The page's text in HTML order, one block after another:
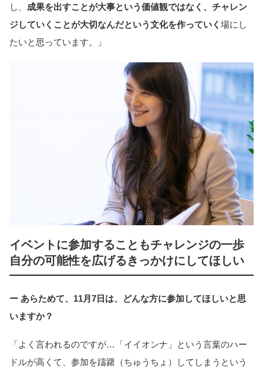
し、 成果を出すことが大事という価値観ではなく、チャレン
ジしていくことが大切なんだという文化を作っていく 場にし
たいと思っています。」
イベントに参加することもチャレンジの一歩
自分の可能性を広げるきっかけにしてほしい
ー あらためて、11月7日は、どんな方に参加してほしいと思
いますか？
「よく言われるのですが…「イイオンナ」という言葉のハー
ドルが高くて、参加を躊躇（ちゅうちょ）してしまうという